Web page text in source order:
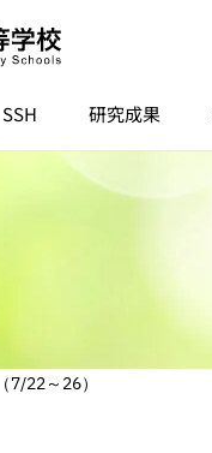
SSH 研究成果
22～26）